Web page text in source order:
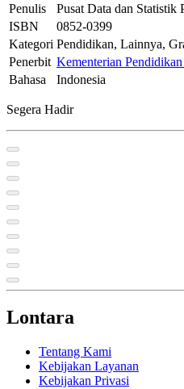
Penulis
Pusat Data dan Statistik
ISBN
0852-0399
Kategori Pendidikan, Lainnya,
Penerbit Kementerian
Bahasa
Indonesia
Segera Hadir
Lontara
Tentang Kami
Kebijakan Layanan
Kebijakan Privasi